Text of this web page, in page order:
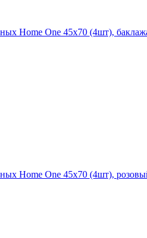
Home One 45х70 (4шт),
Home One 45х70 (4шт),